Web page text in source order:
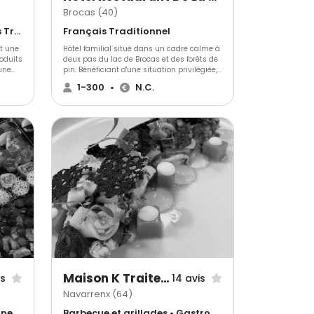
Cuisine régionale • Français Traditionnel • Wedding Cake
une
Brocas (40)
Français Traditionnel
Hôtel familial situé dans un cadre calme à
deux pas du lac de Brocas et des forêts de
pin. Bénéficiant d'une situation privilégiée,
l'hôtel constitue le point de départ idéal
pour partir à la découverte des Landes.
1-300 • N.C.
Maison K Traiteur Event 14 avis
Navarrenx (64)